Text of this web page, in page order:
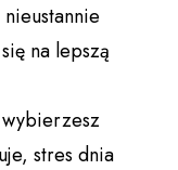
na lepszą
wybierzesz
stres dnia